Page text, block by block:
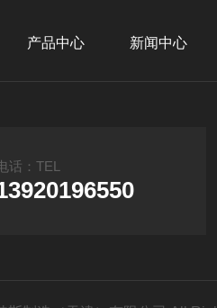
产品中心 新闻中心
话：TEL